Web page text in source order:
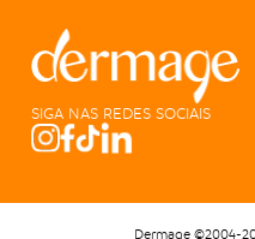
SIGA NAS REDES SOCIAIS
Dermage ©2004-